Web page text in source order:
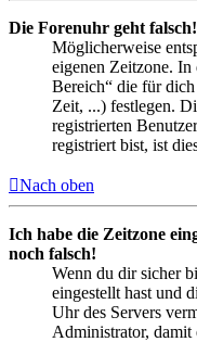
Die Forenuhr geht falsch!
Möglicherweise
eigenen Zeitzone. In
Bereich“ die für
Zeit, ...) festlegen.
registrierten
registriert bist, ist
Nach oben
Ich habe die Zeitzone
noch falsch!
Wenn du dir sicher
eingestellt hast und
Uhr des Servers
Administrator, damit